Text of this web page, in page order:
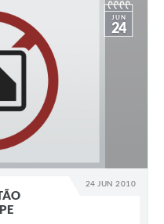
24 JUN 2010
JUN
24